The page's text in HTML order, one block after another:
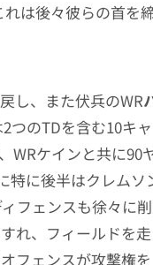
は後々彼らの首を
し、また伏兵のWR
つのTDを含む10キャ
WRケインと共に90
特に後半はクレムソ
フェンスも徐々に削
れ、フィールドを走
フェンスが攻撃権を